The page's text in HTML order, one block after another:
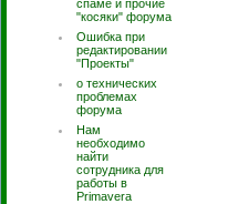
спаме и прочие
"косяки" форума
Ошибка при
редактировании
"Проекты"
о технических
проблемах
форума
Нам
необходимо
найти
сотрудника для
работы в
Primavera